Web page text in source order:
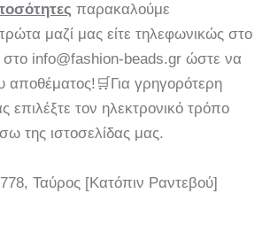
παρακαλούμε
μαζί μας είτε τηλεφωνικώς στο
στο info@fashion-beads.gr ώστε να
αποθέματος!🛒Για γρηγορότερη
επιλέξτε τον ηλεκτρονικό τρόπο
της ιστοσελίδας μας.
Ταύρος [Κατόπιν Ραντεβού]